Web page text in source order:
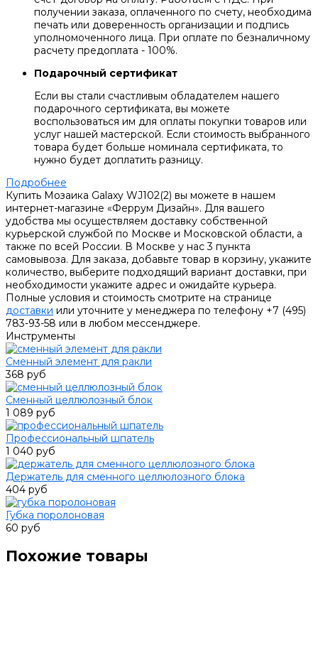
получении заказа, оплаченного по счету, необходима
печать или доверенность организации и подпись
уполномоченного лица. При оплате по безналичному
расчету предоплата - 100%.
Подарочный сертификат
Если вы стали счастливым обладателем нашего
подарочного сертификата, вы можете
воспользоваться им для оплаты покупки товаров или
услуг нашей мастерской. Если стоимость выбранного
товара будет больше номинала сертификата, то
нужно будет доплатить разницу.
Подробнее
Купить Мозаика Galaxy WJ102(2) вы можете в нашем
интернет-магазине «Феррум Дизайн». Для вашего
удобства мы осуществляем доставку собственной
курьерской службой по Москве и Московской области, а
также по всей России. В Москве у нас 3 пункта
самовывоза. Для заказа, добавьте товар в корзину, укажите
количество, выберите подходящий вариант доставки, при
необходимости укажите адрес и ожидайте курьера.
Полные условия и стоимость смотрите на странице
доставки или уточните у менеджера по телефону +7 (495)
783-93-58 или в любом мессенджере.
Инструменты
Сменный элемент для ракли
368 руб
Сменный целлюлозный блок
1 089 руб
Профессиональный шпатель
1 040 руб
Держатель для сменного целлюлозного блока
404 руб
Губка поролоновая
60 руб
Похожие товары